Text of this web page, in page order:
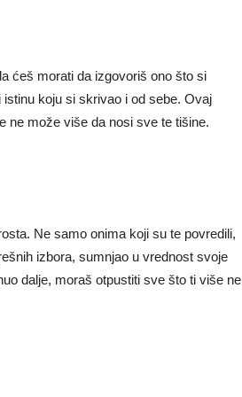
ćeš morati da izgovoriš ono što si
koju si skrivao i od sebe. Ovaj
ne može više da nosi sve te tišine.
Ne samo onima koji su te povredili,
izbora, sumnjao u vrednost svoje
dalje, moraš otpustiti sve što ti više ne